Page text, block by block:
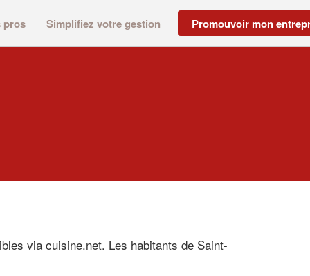
pros Simplifiez votre gestion Promouvoir mon
via cuisine.net. Les habitants de Saint-